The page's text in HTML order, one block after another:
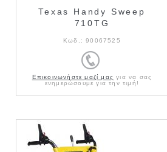
Texas Handy Sweep
710TG
Κωδ.: 90067525
Επικοινωνήστε μαζί μας για να σας
ενημερώσουμε για την τιμή!